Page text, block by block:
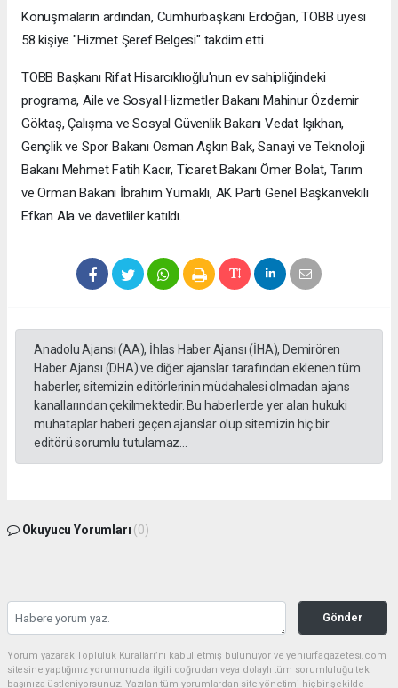
Konuşmaların ardından, Cumhurbaşkanı Erdoğan, TOBB üyesi
58 kişiye "Hizmet Şeref Belgesi" takdim etti.
TOBB Başkanı Rifat Hisarcıklıoğlu'nun ev sahipliğindeki
programa, Aile ve Sosyal Hizmetler Bakanı Mahinur Özdemir
Göktaş, Çalışma ve Sosyal Güvenlik Bakanı Vedat Işıkhan,
Gençlik ve Spor Bakanı Osman Aşkın Bak, Sanayi ve Teknoloji
Bakanı Mehmet Fatih Kacır, Ticaret Bakanı Ömer Bolat, Tarım
ve Orman Bakanı İbrahim Yumaklı, AK Parti Genel Başkanvekili
Efkan Ala ve davetliler katıldı.
Anadolu Ajansı (AA), İhlas Haber Ajansı (İHA), Demirören
Haber Ajansı (DHA) ve diğer ajanslar tarafından eklenen tüm
haberler, sitemizin editörlerinin müdahalesi olmadan ajans
kanallarından çekilmektedir. Bu haberlerde yer alan hukuki
muhataplar haberi geçen ajanslar olup sitemizin hiç bir
editörü sorumlu tutulamaz...
Okuyucu Yorumları (0)
Gönder
Yorum yazarak Topluluk Kuralları’nı kabul etmiş bulunuyor ve yeniurfagazetesi.com
sitesine yaptığınız yorumunuzla ilgili doğrudan veya dolaylı tüm sorumluluğu tek
başınıza üstleniyorsunuz. Yazılan tüm yorumlardan site yönetimi hiçbir şekilde